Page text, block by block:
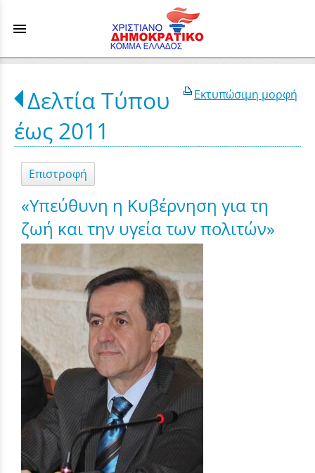
menu
Εκτυπώσιμη μορφή
Δελτία Τύπου
έως 2011
Επιστροφή
«Υπεύθυνη η Κυβέρνηση για τη
ζωή και την υγεία των πολιτών»